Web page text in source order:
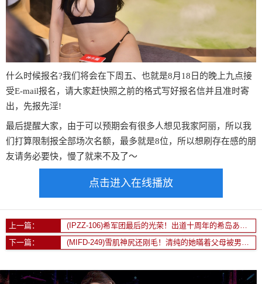
什么时候报名?我们将会在下周五、也就是8月18日的晚上九点接
受E-mail报名，请大家赶快照之前的格式写好报名信并且准时寄
出，先报先淫!
最后提醒大家，由于可以预期会有很多人想见我家阿丽，所以我
们打算限制报全部场次名额，最多就是8位，所以想刷存在感的朋
友请务必要快，慢了就来不及了～
点击进入在线播放
上一篇：
下一篇：